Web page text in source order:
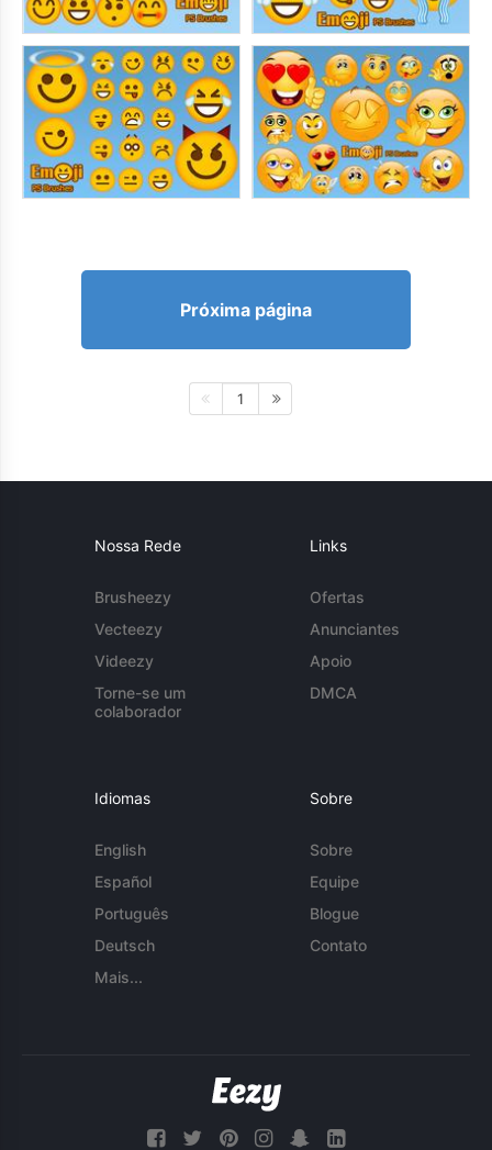
Próxima página
1
Nossa Rede
Brusheezy
Vecteezy
Videezy
Torne-se um
colaborador
Links
Ofertas
Anunciantes
Apoio
DMCA
Idiomas
English
Español
Português
Deutsch
Mais...
Sobre
Sobre
Equipe
Blogue
Contato